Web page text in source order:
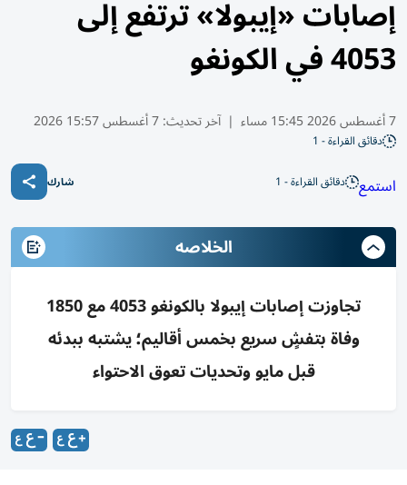
إصابات «إيبولا» ترتفع إلى
4053 في الكونغو
7 أغسطس 2026 15:45 مساء | آخر تحديث:7 أغسطس 15:57 2026
دقائق القراءة - 1
استمع دقائق القراءة - 1 شارك
الخلاصه
تجاوزت إصابات إيبولا بالكونغو 4053 مع 1850
وفاة بتفشٍ سريع بخمس أقاليم؛ يشتبه ببدئه
قبل مايو وتحديات تعوق الاحتواء